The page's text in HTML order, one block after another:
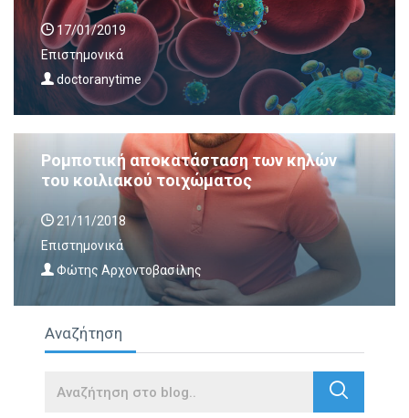
17/01/2019
Επιστημονικά
doctoranytime
Ρομποτική αποκατάσταση των κηλών
του κοιλιακού τοιχώματος
21/11/2018
Επιστημονικά
Φώτης Αρχοντοβασίλης
Αναζήτηση
Search